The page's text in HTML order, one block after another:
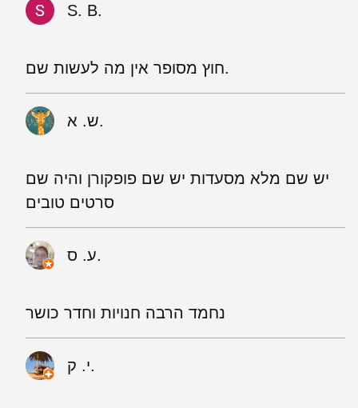
S. B.
חוץ מסופר אין מה לעשות שם.
ש. א.
יש שם מלא מסעדות יש שם פופקורן והיה שם
סרטים טובים
ע. ס.
נחמד הרבה חנויות וחדר כושר
י. ק.